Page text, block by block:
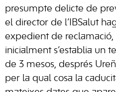
presumpte delicte de
el director de l’IBSalut
expedient de
inicialment s’establia un
de 3 mesos, després
per la qual cosa la